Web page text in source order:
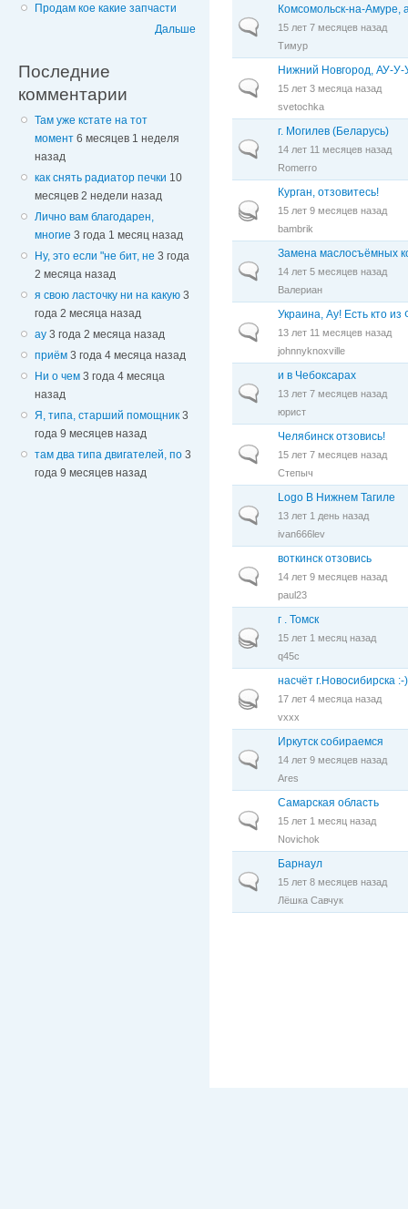
Продам кое какие запчасти
Дальше
Последние
комментарии
Там уже кстате на тот
момент 6 месяцев 1 неделя
назад
как снять радиатор печки 10
месяцев 2 недели назад
Лично вам благодарен,
многие 3 года 1 месяц назад
Ну, это если "не бит, не 3 года
2 месяца назад
я свою ласточку ни на какую 3
года 2 месяца назад
ау 3 года 2 месяца назад
приём 3 года 4 месяца назад
Ни о чем 3 года 4 месяца
назад
Я, типа, старший помощник 3
года 9 месяцев назад
там два типа двигателей, по 3
года 9 месяцев назад
Обычная тема
Комсомольск-на-Амуре,
15 лет 7 месяцев назад
Тимур
Обычная тема
Нижний Новгород, АУ-
15 лет 3 месяца назад
svetochka
Обычная тема
г. Могилев (Беларусь)
14 лет 11 месяцев назад
Romerro
Горячая тема
Курган, отзовитесь!
15 лет 9 месяцев назад
bambrik
Обычная тема
Замена маслосъёмных
14 лет 5 месяцев назад
Валериан
Обычная тема
Украина, Ау! Есть кто
13 лет 11 месяцев назад
johnnyknoxville
Обычная тема
и в Чебоксарах
13 лет 7 месяцев назад
юрист
Обычная тема
Челябинск отзовись!
15 лет 7 месяцев назад
Степыч
Обычная тема
Logo В Нижнем Тагиле
13 лет 1 день назад
ivan666lev
Обычная тема
воткинск отзовись
14 лет 9 месяцев назад
paul23
Горячая тема
г . Томск
15 лет 1 месяц назад
q45c
Горячая тема
насчёт г.Новосибирска :-)
17 лет 4 месяца назад
vxxx
Обычная тема
Иркутск собираемся
14 лет 9 месяцев назад
Ares
Обычная тема
Самарская область
15 лет 1 месяц назад
Novichok
Обычная тема
Барнаул
15 лет 8 месяцев назад
Лёшка Савчук